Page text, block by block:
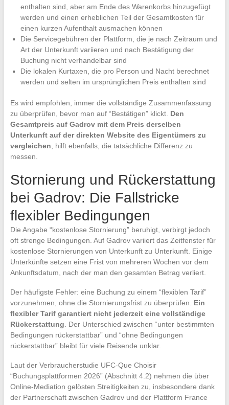
enthalten sind, aber am Ende des Warenkorbs hinzugefügt
werden und einen erheblichen Teil der Gesamtkosten für
einen kurzen Aufenthalt ausmachen können
Die Servicegebühren der Plattform, die je nach Zeitraum und
Art der Unterkunft variieren und nach Bestätigung der
Buchung nicht verhandelbar sind
Die lokalen Kurtaxen, die pro Person und Nacht berechnet
werden und selten im ursprünglichen Preis enthalten sind
Es wird empfohlen, immer die vollständige Zusammenfassung
zu überprüfen, bevor man auf “Bestätigen” klickt. Den
Gesamtpreis auf Gadrov mit dem Preis derselben
Unterkunft auf der direkten Website des Eigentümers zu
vergleichen, hilft ebenfalls, die tatsächliche Differenz zu
messen.
Stornierung und Rückerstattung
bei Gadrov: Die Fallstricke
flexibler Bedingungen
Die Angabe “kostenlose Stornierung” beruhigt, verbirgt jedoch
oft strenge Bedingungen. Auf Gadrov variiert das Zeitfenster für
kostenlose Stornierungen von Unterkunft zu Unterkunft. Einige
Unterkünfte setzen eine Frist von mehreren Wochen vor dem
Ankunftsdatum, nach der man den gesamten Betrag verliert.
Der häufigste Fehler: eine Buchung zu einem “flexiblen Tarif”
vorzunehmen, ohne die Stornierungsfrist zu überprüfen. Ein
flexibler Tarif garantiert nicht jederzeit eine vollständige
Rückerstattung. Der Unterschied zwischen “unter bestimmten
Bedingungen rückerstattbar” und “ohne Bedingungen
rückerstattbar” bleibt für viele Reisende unklar.
Laut der Verbraucherstudie UFC-Que Choisir
“Buchungsplattformen 2026” (Abschnitt 4.2) nehmen die über
Online-Mediation gelösten Streitigkeiten zu, insbesondere dank
der Partnerschaft zwischen Gadrov und der Plattform France